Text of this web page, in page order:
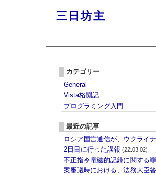
三日坊主
カテゴリー
General
Vista格闘記
プログラミング入門
最近の記事
ロシア国営通信が、ウクライ
2日目に行った誤報 (22.03.02)
不正指令電磁的記録に関する
案審議時における、法務大臣